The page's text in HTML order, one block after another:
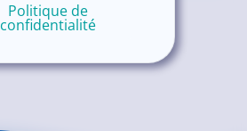
Politique de
confidentialité